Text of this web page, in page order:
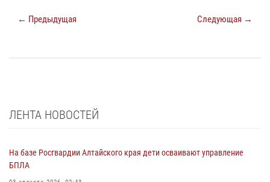
← Предыдущая Следующая →
ЛЕНТА НОВОСТЕЙ
На базе Росгвардии Алтайского края дети осваивают управление
БПЛА